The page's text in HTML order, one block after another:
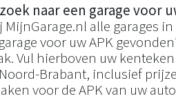
naar een garage voor
MijnGarage.nl alle garages
voor uw APK
Vul hierboven uw
Brabant, inclusief
voor de APK van uw